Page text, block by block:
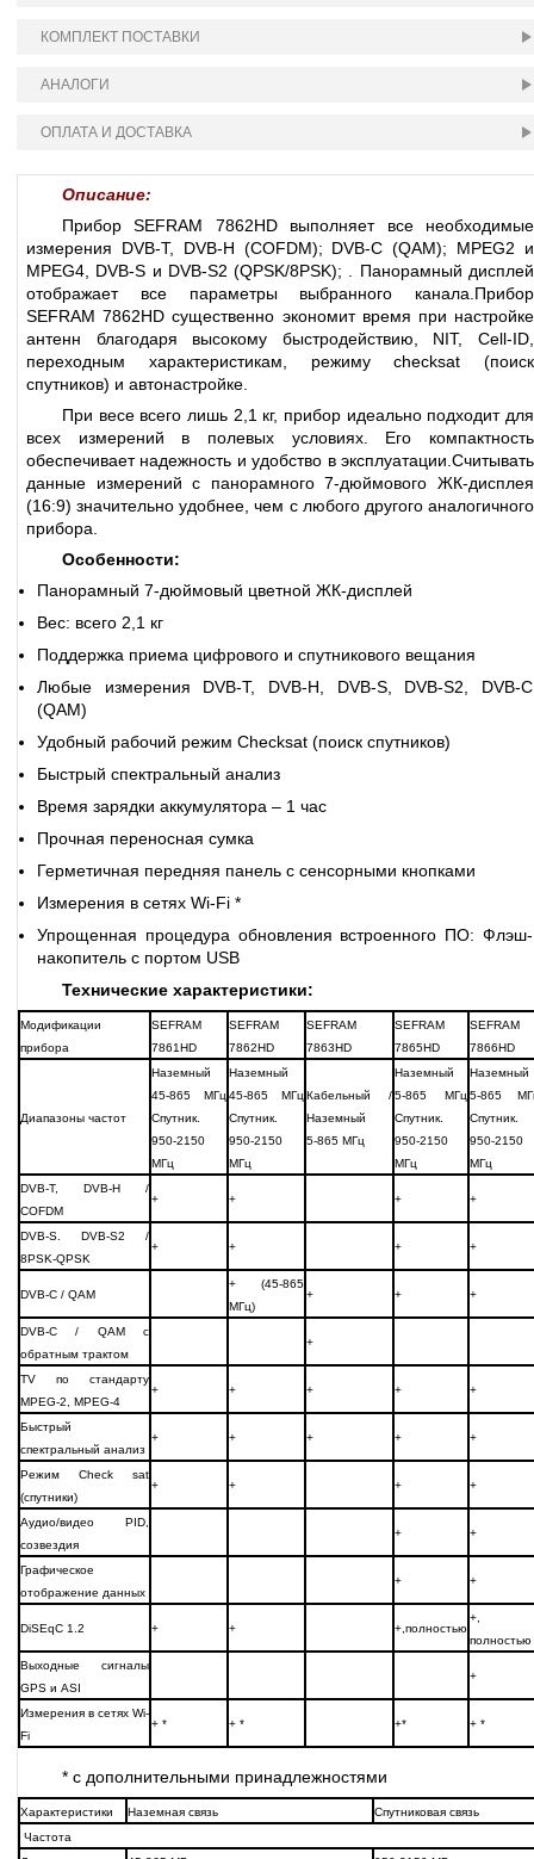
КОМПЛЕКТ ПОСТАВКИ
АНАЛОГИ
ОПЛАТА И ДОСТАВКА
Описание:
Прибор SEFRAM 7862HD выполняет все необходимые
измерения DVB-T, DVB-H (COFDM); DVB-C (QAM); MPEG2 и
MPEG4, DVB-S и DVB-S2 (QPSK/8PSK); . Панорамный дисплей
отображает все параметры выбранного канала.Прибор
SEFRAM 7862HD существенно экономит время при настройке
антенн благодаря высокому быстродействию, NIT, Cell-ID,
переходным характеристикам, режиму checksat (поиск
спутников) и автонастройке.
При весе всего лишь 2,1 кг, прибор идеально подходит для
всех измерений в полевых условиях. Его компактность
обеспечивает надежность и удобство в эксплуатации.Считывать
данные измерений с панорамного 7-дюймового ЖК-дисплея
(16:9) значительно удобнее, чем с любого другого аналогичного
прибора.
Особенности:
Панорамный 7-дюймовый цветной ЖК-дисплей
Вес: всего 2,1 кг
Поддержка приема цифрового и спутникового вещания
Любые измерения DVB-T, DVB-H, DVB-S, DVB-S2, DVB-C
(QAM)
Удобный рабочий режим Checksat (поиск спутников)
Быстрый спектральный анализ
Время зарядки аккумулятора – 1 час
Прочная переносная сумка
Герметичная передняя панель с сенсорными кнопками
Измерения в сетях Wi-Fi *
Упрощенная процедура обновления встроенного ПО: Флэш-
накопитель с портом USB
Технические характеристики:
Модификации
прибора
SEFRAM
7861HD
SEFRAM
7862HD
SEFRAM
7863HD
SEFRAM
7865HD
SEFRAM
7866HD
Диапазоны частот
Наземный
45-865 МГц
Спутник.
950-2150
МГц
Наземный
45-865 МГц
Спутник.
950-2150
МГц
Кабельный /
Наземный
5-865 МГц
Наземный
5-865 МГц
Спутник.
950-2150
МГц
Наземный
5-865
Спутник.
950-2150
МГц
DVB-T, DVB-H /
COFDM
+ + + +
DVB-S. DVB-S2 /
8PSK-QPSK
+ + + +
DVB-C / QAM
+ (45-865
МГц)
+ + +
DVB-C / QAM с
обратным трактом
+
TV по стандарту
MPEG-2, MPEG-4
+ + + + +
Быстрый
спектральный анализ
+ + + + +
Режим Check sat
(спутники)
+ + + +
Аудио/видео PID,
созвездия
+ +
Графическое
отображение данных
+ +
DiSEqC 1.2 + + +,полностью
+,
полностью
Выходные сигналы
GPS и ASI
+
Измерения в сетях Wi-
Fi
+ * + * +* + *
* с дополнительными принадлежностями
Характеристики Наземная связь
Спутниковая связь
Частота